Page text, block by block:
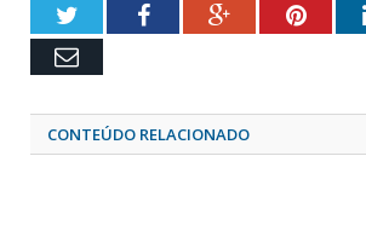
TwitterFacebookGoogle+
Email
CONTEÚDO RELACIONADO